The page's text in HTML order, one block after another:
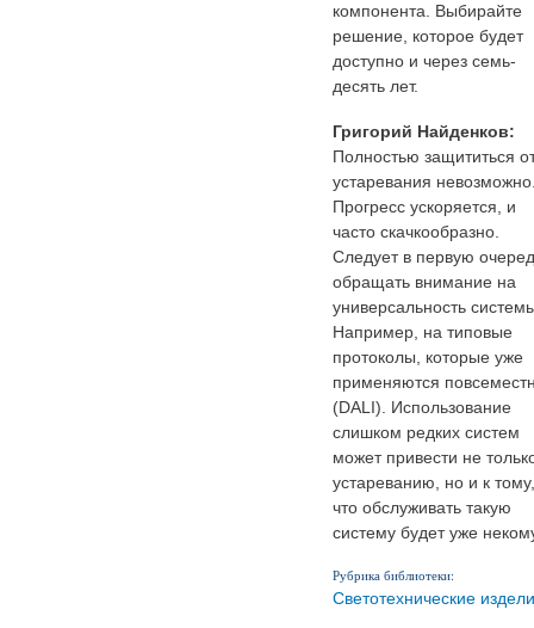
компонента. Выбирайте
решение, которое будет
доступно и через семь-
десять лет.
Григорий Найденков:
Полностью защититься
устаревания
Прогресс ускоряется, и
часто скачкообразно.
Следует в первую
обращать внимание на
универсальность
Например, на типовые
протоколы, которые уже
применяются
(DALI). Использование
слишком редких систем
может привести не
устареванию, но и к тому,
что обслуживать такую
систему будет уже
Рубрика библиотеки:
Светотехнические